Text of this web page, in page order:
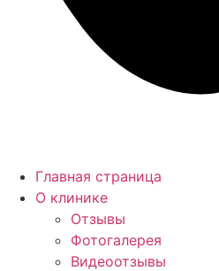
Главная страница
О клинике
Отзывы
Фотогалерея
Видеоотзывы